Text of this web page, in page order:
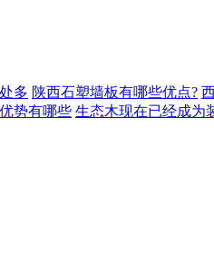
多 陕西石塑墙板有哪些优点?
势有哪些 生态木现在已经成为